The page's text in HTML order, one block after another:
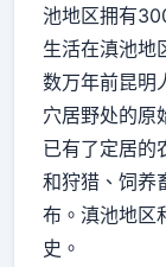
池地区拥有
生活在滇池地
数万年前昆明
穴居野处的原
已有了定居的
和狩猎、饲养
布。滇池地区
史。